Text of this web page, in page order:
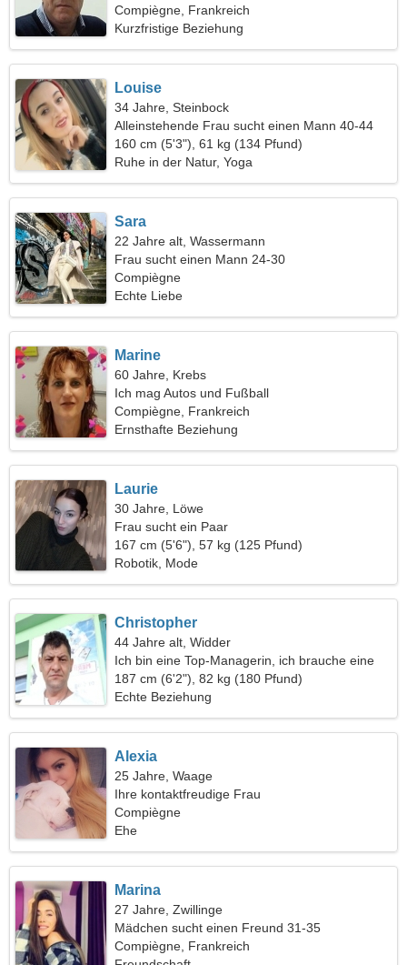
Compiègne, Frankreich
Kurzfristige Beziehung
Louise
34 Jahre, Steinbock
Alleinstehende Frau sucht einen Mann 40-44
160 cm (5'3"), 61 kg (134 Pfund)
Ruhe in der Natur, Yoga
Sara
22 Jahre alt, Wassermann
Frau sucht einen Mann 24-30
Compiègne
Echte Liebe
Marine
60 Jahre, Krebs
Ich mag Autos und Fußball
Compiègne, Frankreich
Ernsthafte Beziehung
Laurie
30 Jahre, Löwe
Frau sucht ein Paar
167 cm (5'6"), 57 kg (125 Pfund)
Robotik, Mode
Christopher
44 Jahre alt, Widder
Ich bin eine Top-Managerin, ich brauche eine
liebevolle Frau
187 cm (6'2"), 82 kg (180 Pfund)
Echte Beziehung
Alexia
25 Jahre, Waage
Ihre kontaktfreudige Frau
Compiègne
Ehe
Marina
27 Jahre, Zwillinge
Mädchen sucht einen Freund 31-35
Compiègne, Frankreich